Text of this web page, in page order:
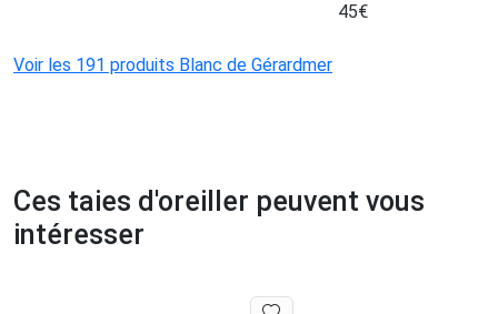
45€
Voir les 191 produits Blanc de Gérardmer
Ces taies d'oreiller peuvent vous
intéresser